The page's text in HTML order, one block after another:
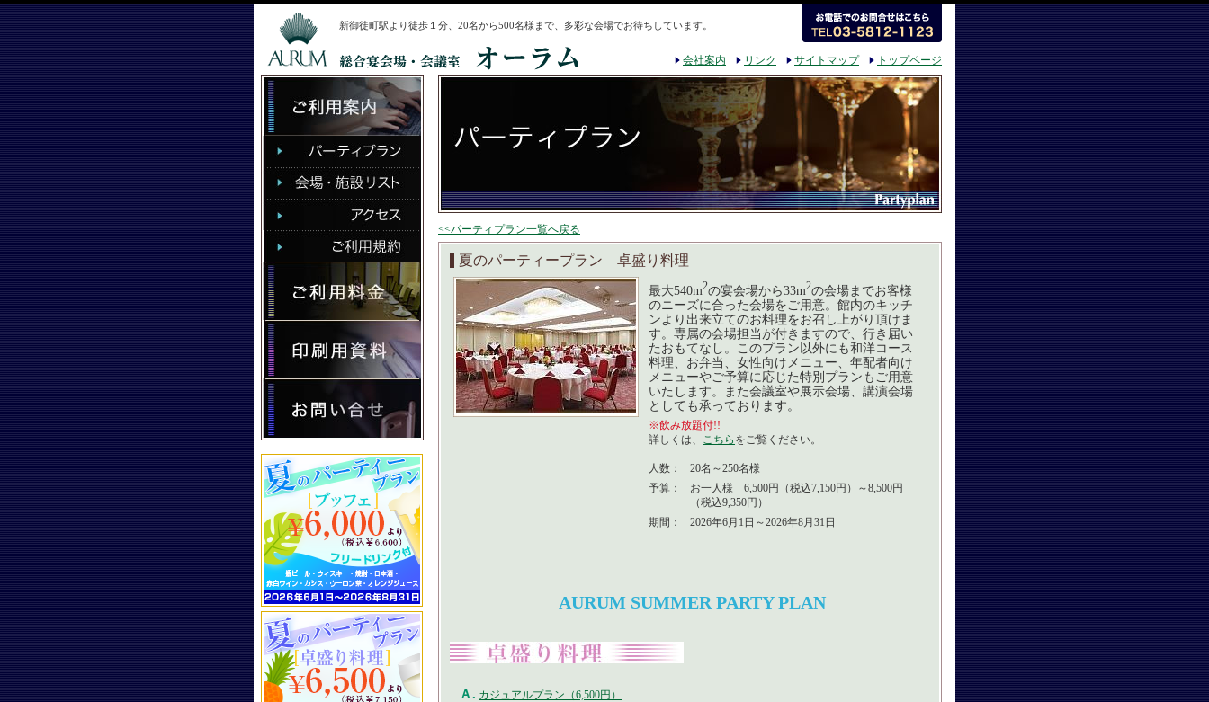
新御徒町駅より徒歩１分、20名から500名様まで、多彩な会場でお待ちしています。
会社案内 リンク サイトマップ トップページ
<<パーティプラン一覧へ戻る
夏のパーティープラン 卓盛り料理
最大540m2の宴会場から33m2の会場までお客様
のニーズに合った会場をご用意。館内のキッチ
ンより出来立てのお料理をお召し上がり頂けま
す。専属の会場担当が付きますので、行き届い
たおもてなし。このプラン以外にも和洋コース
料理、お弁当、女性向けメニュー、年配者向け
メニューやご予算に応じた特別プランもご用意
いたします。また会議室や展示会場、講演会場
としても承っております。
※飲み放題付!!
詳しくは、
こちら をご覧ください。
人数：
20名～250名様
予算：
お一人様 6,500円（税込7,150円）～8,500円
（税込9,350円）
期間：
2026年6月1日～2026年8月31日
AURUM SUMMER PARTY PLAN
Ａ. カジュアルプラン（6,500円）